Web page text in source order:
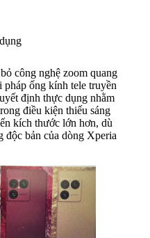
công nghệ zoom quang
ống kính tele truyền
định thực dụng nhằm
điều kiện thiếu sáng
kích thước lớn hơn, dù
độc bản của dòng Xperia